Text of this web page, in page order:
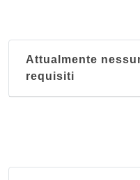
Attualmente
requisiti